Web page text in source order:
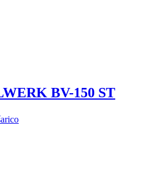
BV-150 ST